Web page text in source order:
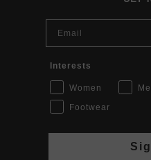
Interests
Women
Footwear